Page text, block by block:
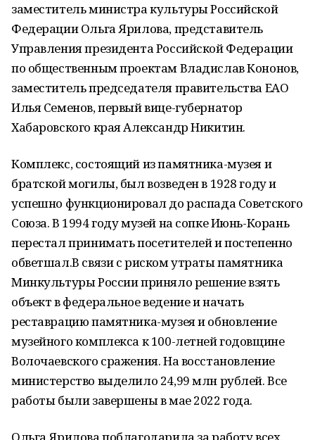
заместитель министра культуры Российской
Федерации Ольга Ярилова, представитель
Управления президента Российской Федерации
по общественным проектам Владислав Кононов,
заместитель председателя правительства ЕАО
Илья Семенов, первый вице-губернатор
Хабаровского края Александр Никитин.
Комплекс, состоящий из памятника-музея и
братской могилы, был возведен в 1928 году и
успешно функционировал до распада Советского
Союза. В 1994 году музей на сопке Июнь-Корань
перестал принимать посетителей и постепенно
обветшал.В связи с риском утраты памятника
Минкультуры России приняло решение взять
объект в федеральное ведение и начать
реставрацию памятника-музея и обновление
музейного комплекса к 100-летней годовщине
Волочаевского сражения. На восстановление
министерство выделило 24,99 млн рублей. Все
работы были завершены в мае 2022 года.